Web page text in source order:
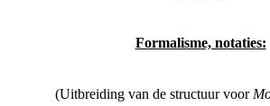
Formalisme, notaties:
(Uitbreiding van de structuur voor